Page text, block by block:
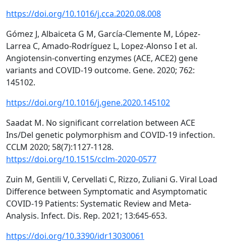
https://doi.org/10.1016/j.cca.2020.08.008
Gómez J, Albaiceta G M, García-Clemente M, López-
Larrea C, Amado-Rodríguez L, Lopez-Alonso I et al.
Angiotensin-converting enzymes (ACE, ACE2) gene
variants and COVID-19 outcome. Gene. 2020; 762:
145102.
https://doi.org/10.1016/j.gene.2020.145102
Saadat M. No significant correlation between ACE
Ins/Del genetic polymorphism and COVID-19 infection.
CCLM 2020; 58(7):1127-1128.
https://doi.org/10.1515/cclm-2020-0577
Zuin M, Gentili V, Cervellati C, Rizzo, Zuliani G. Viral Load
Difference between Symptomatic and Asymptomatic
COVID-19 Patients: Systematic Review and Meta-
Analysis. Infect. Dis. Rep. 2021; 13:645-653.
https://doi.org/10.3390/idr13030061